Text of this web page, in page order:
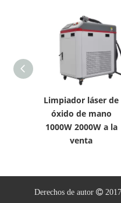
Limpiador láser de
óxido de mano
1000W 2000W a la
venta
Derechos de autor  2017